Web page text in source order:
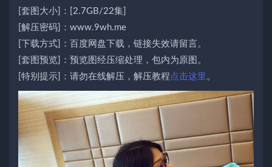
[套图大小]：[2.7GB/22集]
[解压密码]：www.9wh.me
[下载方式]：百度网盘下载，链接失效请留言。
[套图预览]：预览图经压缩处理，包内为原图。
[特别提示]：请勿在线解压，解压教程 点击这里 。